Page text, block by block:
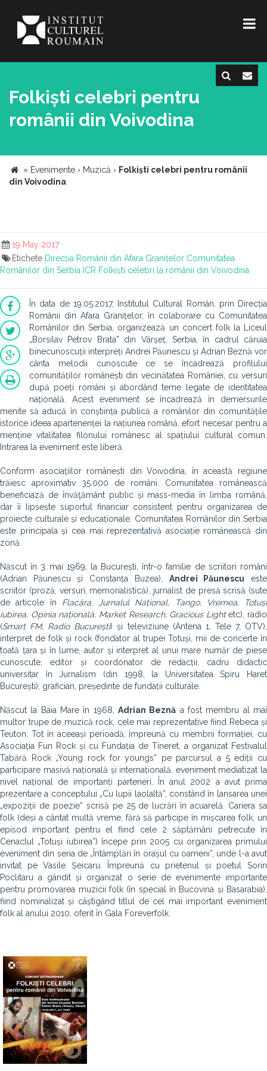
Folkiști celebri pentru
românii din Voivodina
» Evenimente › Muzică › Folkiști celebri pentru românii
din Voivodina
19 May 2017
Etichete Direcția Românii din Afara Granițelor Comunitatea
Românilor din Serbia ICR Folkiști celebri la românii din Voivodina
În data de 19.05.2017, Institutul Cultural Român, prin Direcția
Românii din Afara Granițelor, în colaborare cu Comunitatea
Românilor din Serbia, organizează un concert folk la Liceul
„Borsilav Petrov Brata” din Vârșeț, Serbia, în cadrul căruia
binecunoscuții interpreți Andrei Păunescu și Adrian Beznă vor
cânta melodii cunoscute ce se încadrează profilului
comunităților românești din vecinătatea României, cu versuri
după poeți români și abordând teme legate de identitatea
națională. Acest eveniment se încadrează în demersurile
menite să aducă în conștiința publică a românilor din comunitățile
istorice ideea apartenenței la națiunea română, efort necesar pentru a
menține vitalitatea filonului românesc al spațiului cultural comun.
Intrarea la eveniment este liberă.
Conform asociațiilor românești din Voivodina, în această regiune
trăiesc aproximativ 35.000 de români. Comunitatea românească
beneficiază de învăţământ public și mass-media în limba română,
dar îi lipsește suportul financiar consistent pentru organizarea de
proiecte culturale și educaționale. Comunitatea Românilor din Serbia
este principala și cea mai reprezentativă asociație românească din
zonă.
Născut în 3 mai 1969, la București, într-o familie de scriitori români
(Adrian Păunescu și Constanța Buzea), Andrei Păunescu este
scriitor (proză, versuri, memorialistică), jurnalist de presă scrisă (sute
de articole în Flacăra, Jurnalul Național,
Tango, Vremea, Totuși
iubirea, Opinia națională, Market Research, Gracious Lightetc), radio
(Smart FM, Radio București) și televiziune (Antena 1, Tele 7, OTV),
interpret de folk și rock (fondator al trupei Totuși, mii de concerte în
toată țara și în lume, autor și interpret al unui mare număr de piese
cunoscute, editor și coordonator de redacții, cadru didactic
universitar în Jurnalism (din 1998, la Universitatea Spiru Haret
București), grafician, președinte de fundații culturale.
Născut la Baia Mare în 1968, Adrian Beznă a fost membru al mai
multor trupe de muzică rock, cele mai reprezentative fiind Rebeca și
Teuton. Tot în aceeași perioadă, împreună cu membrii formației, cu
Asociația Fun Rock și cu Fundația de Tineret, a organizat Festivalul
Tabără Rock „Young rock for youngs” pe parcursul a 5 ediții cu
participare masivă națională și internațională, eveniment mediatizat la
nivel național de importanți parteneri. În anul 2002 a avut prima
prezentare a conceptului „Cu lupii laolaltă”, constând în lansarea unei
„expoziții de poezie” scrisă pe 25 de lucrări în acuarelă. Cariera sa
folk (deși a cântat multă vreme, fără să participe în mișcarea folk, un
episod important pentru el fiind cele 2 săptămâni petrecute în
Cenaclul „Totuși iubirea”) începe prin 2005 cu organizarea primului
eveniment din seria de „Întâmplări în orașul cu oameni”, unde l-a avut
invitat pe Vasile Șeicaru. Împreună cu prietenul și poetul Sorin
Poclitaru a gândit și organizat o serie de evenimente importante
pentru promovarea muzicii folk (în special în Bucovina și Basarabia),
fiind nominalizat și câștigând titlul de cel mai important eveniment
folk al anului 2010, oferit în Gala Foreverfolk.